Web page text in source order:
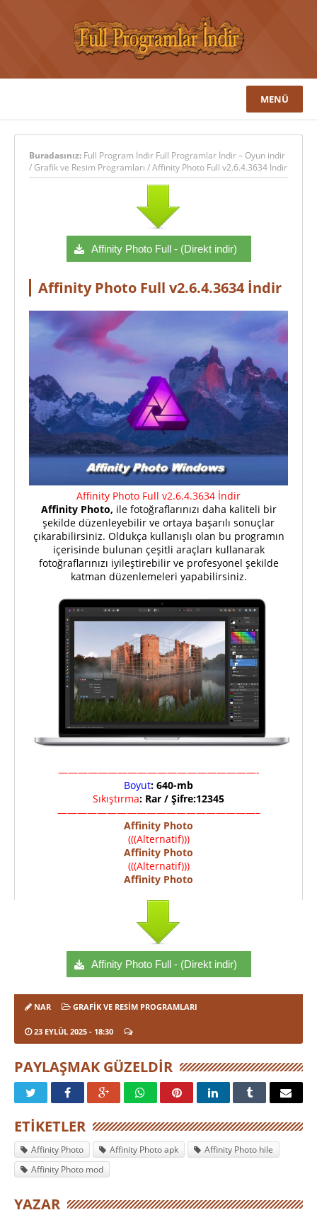
MENÜ
Buradasınız: Full Program İndir Full Programlar İndir – Oyun indir
/Grafik ve Resim Programları /Affinity Photo Full v2.6.4.3634 İndir
Affinity Photo Full - (Direkt indir)
Affinity Photo Full v2.6.4.3634 İndir
Affinity Photo Full v2.6.4.3634 İndir
Affinity Photo, ile fotoğraflarınızı daha kaliteli bir
şekilde düzenleyebilir ve ortaya başarılı sonuçlar
çıkarabilirsiniz. Oldukça kullanışlı olan bu programın
içerisinde bulunan çeşitli araçları kullanarak
fotoğraflarınızı iyileştirebilir ve profesyonel şekilde
katman düzenlemeleri yapabilirsiniz.
————————————————————-
Boyut: 640-mb
Sıkıştırma: Rar / Şifre:12345
————————————————————–
Affinity Photo
(((Alternatif)))
Affinity Photo
(((Alternatif)))
Affinity Photo
Affinity Photo Full - (Direkt indir)
NAR GRAFIK VE RESIM PROGRAMLARI
23 EYLÜL 2025 - 18:30
PAYLAŞMAK GÜZELDIR
ETIKETLER
Affinity Photo Affinity Photo apk
Affinity Photo hile
Affinity Photo mod
YAZAR